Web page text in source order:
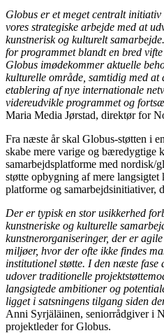
Globus er et meget centralt
vores strategiske arbejde med at
kunstnerisk og kulturelt
for programmet blandt en bred
Globus imødekommer aktuelle
kulturelle område, samtidig med
etablering af nye internationale
videreudvikle programmet og
Maria Media Jørstad, direktør for
Fra næste år skal Globus-støtten i
skabe mere varige og bæredygtige
samarbejdsplatforme med nordisk/
støtte opbygning af mere langsigtet
platforme og samarbejdsinitiativer,
Der er typisk en stor usikkerhed
kunstneriske og kulturelle
kunstnerorganiseringer, der er
miljøer, hvor der ofte ikke findes
institutionel støtte. I den næste
udover traditionelle
langsigtede ambitioner og
ligget i satsningens tilgang siden
Anni Syrjäläinen, seniorrådgiver i
projektleder for Globus.